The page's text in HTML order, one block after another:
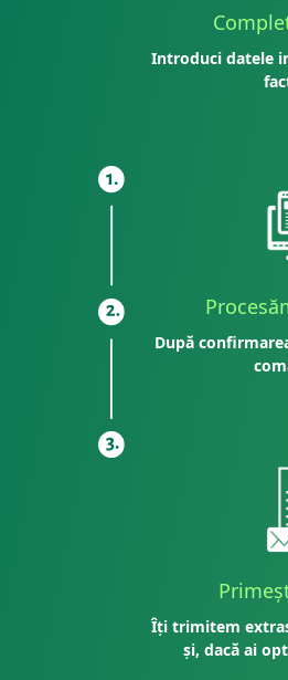
Introduci datele
După
Îți trimitem
și, dacă ai